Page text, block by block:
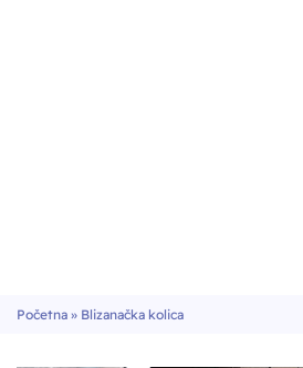
Početna » Blizanačka kolica